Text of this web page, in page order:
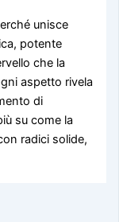
unisce
potente
che la
aspetto rivela
di
su come la
radici solide,